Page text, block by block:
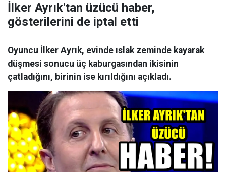
İlker Ayrık'tan üzücü haber,
gösterilerini de iptal etti
Oyuncu İlker Ayrık, evinde ıslak zeminde kayarak
düşmesi sonucu üç kaburgasından ikisinin
çatladığını, birinin ise kırıldığını açıkladı.